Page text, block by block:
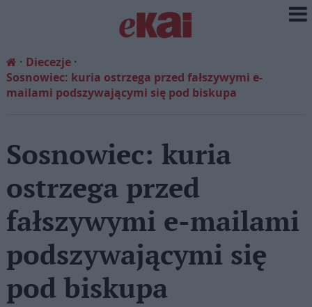
Diecezje
Sosnowiec: kuria ostrzega przed fałszywymi e-
mailami podszywającymi się pod biskupa
Sosnowiec: kuria
ostrzega przed
fałszywymi e-mailami
podszywającymi się
pod biskupa